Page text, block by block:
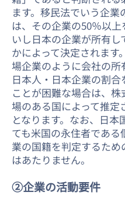
ます。移民法でいう企業
は、その企業の50％以
いし日本の企業が所有し
かによって決定されます
場企業のように会社の所
日本人・日本企業の割合
ことが困難な場合は、
場のある国によって推定
となります。なお、日本
ても米国の永住者である
業の国籍を判定するため
はあたりません。
②企業の活動要件